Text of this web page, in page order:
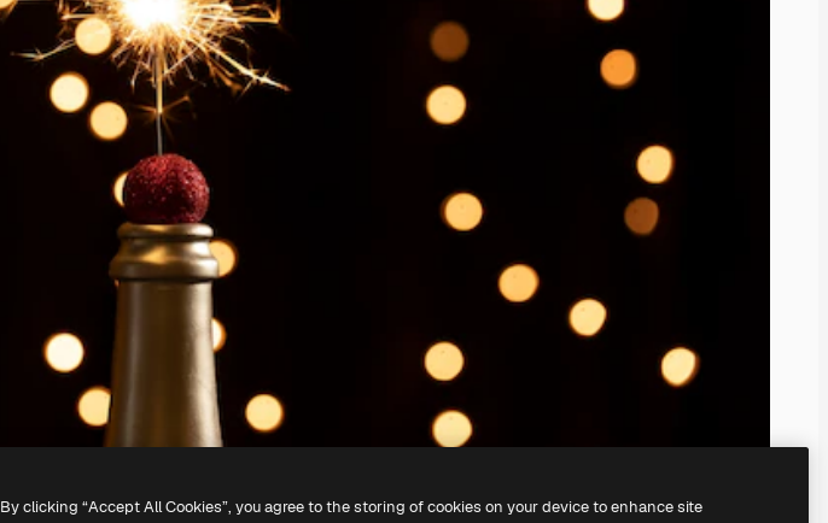
By clicking “Accept All Cookies”, you agree to the storing of cookies on your device to enhance site